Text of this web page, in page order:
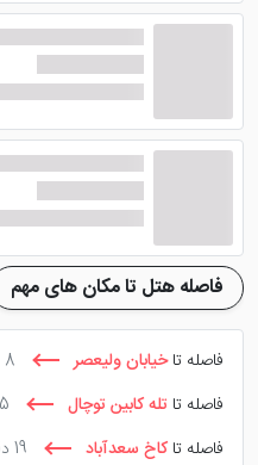
خوبی برطرف کند. از این
طبخ غذاهای ایرانی
میهمانان از نظر کیفیت
هتل البرز شهر بزرگ تهران
تهران است که این هتل،
گشت و گذار را دارا می‌
همتایان این هتل محسوب
رقم خواهند زد. البته اگر به
هستید، پیشنهاد ما به
نویسنده : پرشین هتل
فاصله هتل تا مکان های مهم
فاصله تاخیابان ولیعصر 8 دقیقه پیاده روی
فاصله تا تله کابین توچال 45
فاصله تا کاخ سعدآباد 19 دقیقه با ماشین